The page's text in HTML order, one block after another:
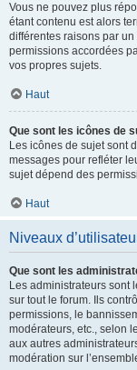
Vous ne pouvez plus
étant contenu est alors
différentes raisons par
permissions accordées
vos propres sujets.
Haut
Que sont les icônes de
Les icônes de sujet sont
messages pour refléter
sujet dépend des
Haut
Niveaux
Que sont les
Les administrateurs sont
sur tout le forum. Ils
permissions, le
modérateurs, etc., selon
aux autres
modération sur